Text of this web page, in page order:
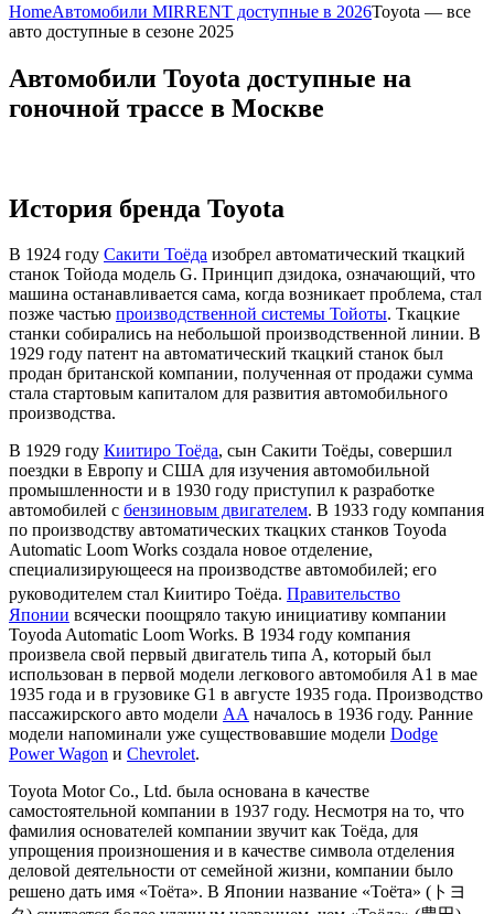
HomeАвтомобили MIRRENT доступные в 2026Toyota — все
авто доступные в сезоне 2025
Автомобили Toyota доступные на
гоночной трассе в Москве
История бренда Toyota
В 1924 году Сакити Тоёда изобрел автоматический ткацкий
станок Тойода модель G. Принцип дзидока, означающий, что
машина останавливается сама, когда возникает проблема, стал
позже частью производственной системы Тойоты. Ткацкие
станки собирались на небольшой производственной линии. В
1929 году патент на автоматический ткацкий станок был
продан британской компании, полученная от продажи сумма
стала стартовым капиталом для развития автомобильного
производства.
В 1929 году Киитиро Тоёда, сын Сакити Тоёды, совершил
поездки в Европу и США для изучения автомобильной
промышленности и в 1930 году приступил к разработке
автомобилей с бензиновым двигателем. В 1933 году компания
по производству автоматических ткацких станков Toyoda
Automatic Loom Works создала новое отделение,
специализирующееся на производстве автомобилей; его
руководителем стал Киитиро Тоёда. Правительство
Японии всячески поощряло такую инициативу компании
Toyoda Automatic Loom Works. В 1934 году компания
произвела свой первый двигатель типа А, который был
использован в первой модели легкового автомобиля А1 в мае
1935 года и в грузовике G1 в августе 1935 года. Производство
пассажирского авто модели АА началось в 1936 году. Ранние
модели напоминали уже существовавшие модели Dodge
Power Wagon и Chevrolet.
Toyota Motor Co., Ltd. была основана в качестве
самостоятельной компании в 1937 году. Несмотря на то, что
фамилия основателей компании звучит как Тоёда, для
упрощения произношения и в качестве символа отделения
деловой деятельности от семейной жизни, компании было
решено дать имя «Тоёта». В Японии название «Тоёта» (トヨ